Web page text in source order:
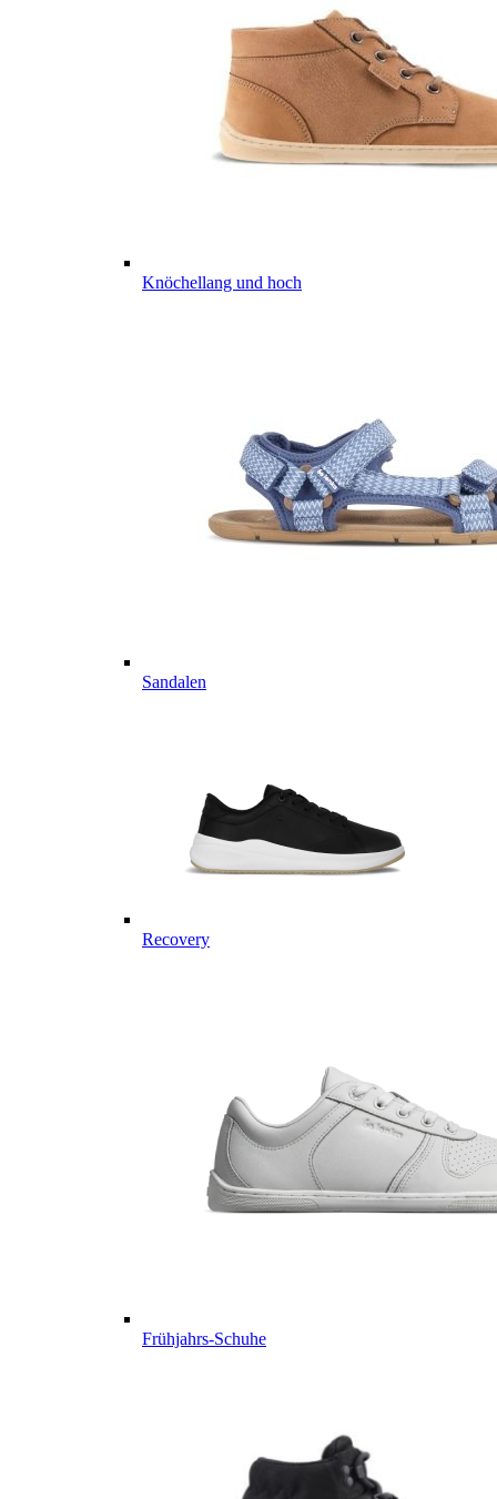
Knöchellang und hoch
Sandalen
Recovery
Frühjahrs-Schuhe